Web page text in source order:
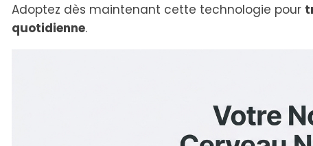
Adoptez dès maintenant cette technologie pour
quotidienne.